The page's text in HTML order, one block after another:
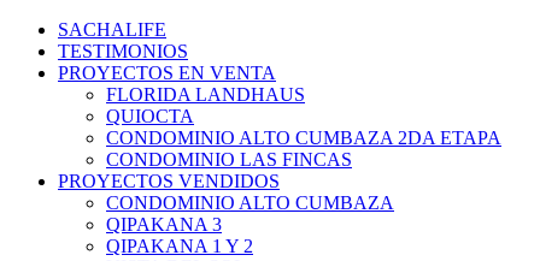
SACHALIFE
TESTIMONIOS
PROYECTOS EN VENTA
FLORIDA LANDHAUS
QUIOCTA
CONDOMINIO ALTO CUMBAZA 2DA ETAPA
CONDOMINIO LAS FINCAS
PROYECTOS VENDIDOS
CONDOMINIO ALTO CUMBAZA
QIPAKANA 3
QIPAKANA 1 Y 2